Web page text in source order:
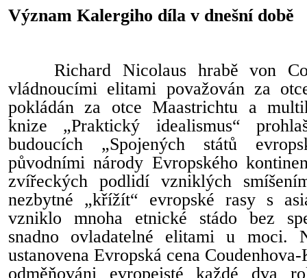
Význam Kalergiho díla v dnešní době
Richard Nicolaus hrabě von
vládnoucími elitami považován za
pokládán za otce Maastrichtu a
knize „Praktický idealismus“
budoucích „Spojených států
původními národy Evropského
zvířeckých podlidí vzniklých
nezbytné „křížít“ evropské rasy s
vzniklo mnoha etnické stádo bez
snadno ovladatelné elitami u moci.
ustanovena Evropská cena
odměňováni evropeisté každé dva